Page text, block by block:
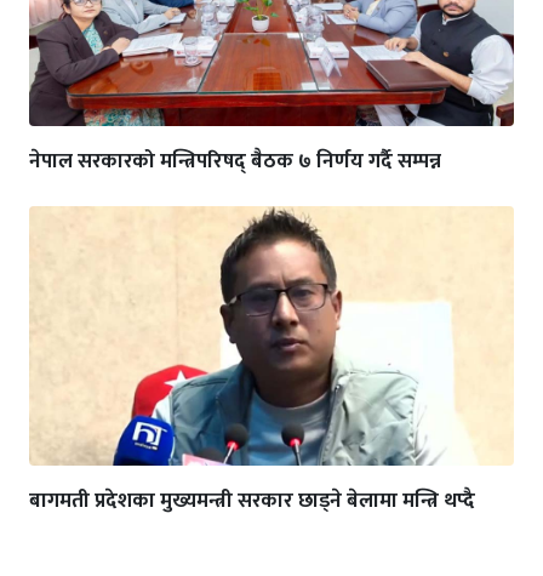
नेपाल सरकारको मन्त्रिपरिषद् बैठक ७ निर्णय गर्दै सम्पन्न
बागमती प्रदेशका मुख्यमन्त्री सरकार छाड्ने बेलामा मन्त्रि थप्दै